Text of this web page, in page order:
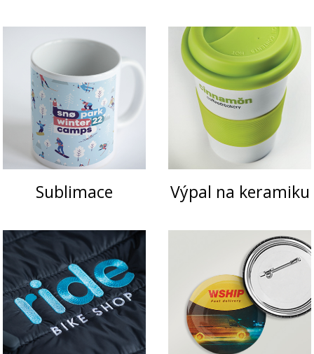
zima
reklamní
předměty
výstavní
systémy
Sublimace Výpal na keramiku